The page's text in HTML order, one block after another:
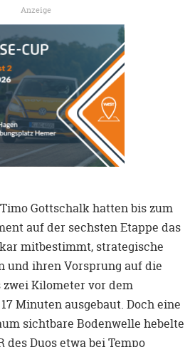
Anzeige
Gottschalk hatten bis zum
auf der sechsten Etappe das
mitbestimmt, strategische
und ihren Vorsprung auf die
Kilometer vor dem
Minuten ausgebaut. Doch eine
sichtbare Bodenwelle hebelte
des Duos etwa bei Tempo